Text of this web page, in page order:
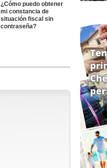
¿Cómo puedo obtener
mi constancia de
situación fiscal sin
contraseña?